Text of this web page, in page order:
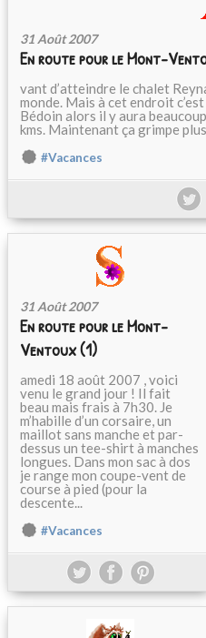
31 Août 2007
En route pour le Mont-
vant d’atteindre le chalet
monde. Mais à cet endroit
Bédoin alors il y aura
kms. Maintenant ça grimpe
#Vacances
31 Août 2007
En route pour le Mont-
Ventoux (1)
amedi 18 août 2007 , voici
venu le grand jour ! Il fait
beau mais frais à 7h30. Je
m’habille d’un corsaire, un
maillot sans manche et par-
dessus un tee-shirt à manches
longues. Dans mon sac à dos
je range mon coupe-vent de
course à pied (pour la
descente...
#Vacances